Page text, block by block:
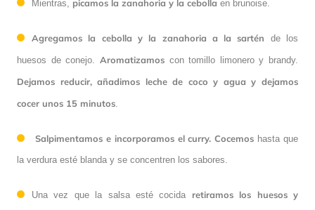
Mientras, picamos la zanahoria y la cebolla en brunoise.
Agregamos la cebolla y la zanahoria a la sartén de los
huesos de conejo. Aromatizamos con tomillo limonero y brandy.
Dejamos reducir, añadimos leche de coco y agua y dejamos
cocer unos 15 minutos.
Salpimentamos e incorporamos el curry. Cocemos hasta que
la verdura esté blanda y se concentren los sabores.
Una vez que la salsa esté cocida retiramos los huesos y